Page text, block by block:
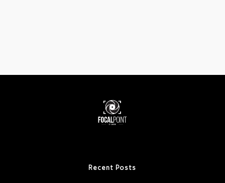
Recent Posts